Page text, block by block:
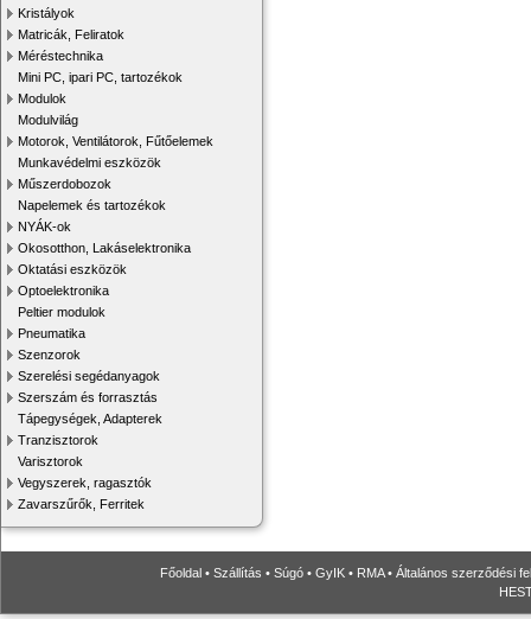
Kristályok
Matricák, Feliratok
Méréstechnika
Mini PC, ipari PC, tartozékok
Modulok
Modulvilág
Motorok, Ventilátorok, Fűtőelemek
Munkavédelmi eszközök
Műszerdobozok
Napelemek és tartozékok
NYÁK-ok
Okosotthon, Lakáselektronika
Oktatási eszközök
Optoelektronika
Peltier modulok
Pneumatika
Szenzorok
Szerelési segédanyagok
Szerszám és forrasztás
Tápegységek, Adapterek
Tranzisztorok
Varisztorok
Vegyszerek, ragasztók
Zavarszűrők, Ferritek
Főoldal • Szállítás • Súgó • GyIK • RMA• Általános szerződési